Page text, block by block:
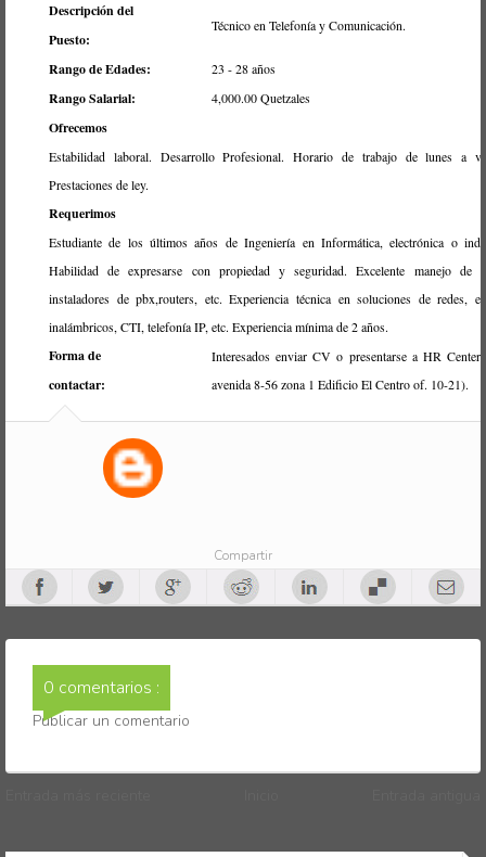
Descripción del
Puesto:
Técnico en Telefonía y Comunicación.
Rango de Edades: 23 - 28 años
Rango Salarial: 4,000.00 Quetzales
Ofrecemos
Estabilidad laboral. Desarrollo Profesional. Horario de trabajo de lunes a
Prestaciones de ley.
Requerimos
Estudiante de los últimos años de Ingeniería en Informática, electrónica o
Habilidad de expresarse con propiedad y seguridad. Excelente manejo de
instaladores de pbx,routers, etc. Experiencia técnica en soluciones de redes,
inalámbricos, CTI, telefonía IP, etc. Experiencia mínima de 2 años.
Forma de
contactar:
Interesados enviar CV o presentarse a HR Center
avenida 8-56 zona 1 Edificio El Centro of. 10-21).
Compartir
0 comentarios :
Publicar un comentario